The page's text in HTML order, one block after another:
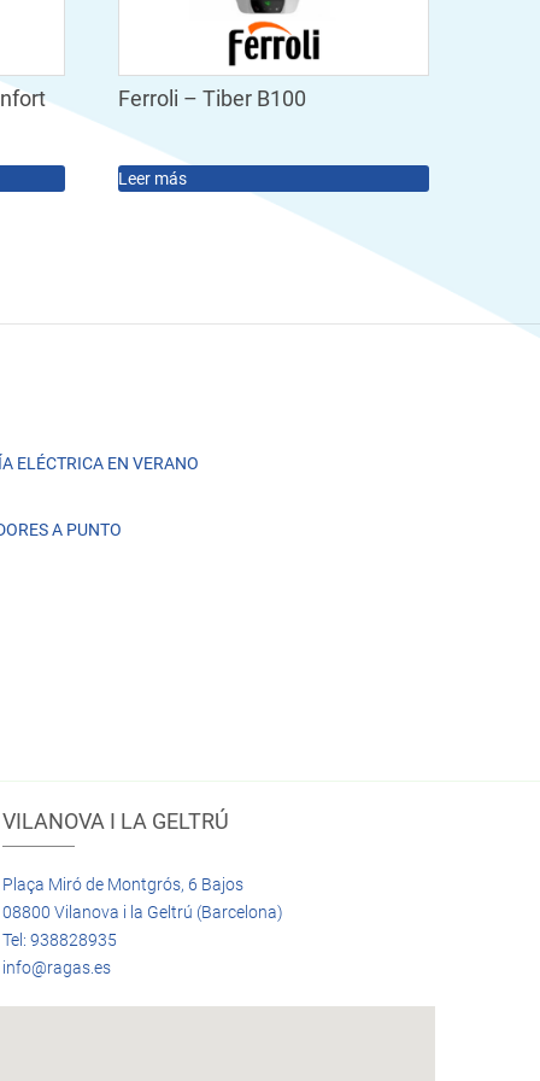
Ferroli – Tiber B100
Leer más
ELÉCTRICA EN VERANO
A PUNTO
VILANOVA I LA GELTRÚ
Plaça Miró de Montgrós, 6 Bajos
08800 Vilanova i la Geltrú (Barcelona)
Tel: 938828935
info@ragas.es